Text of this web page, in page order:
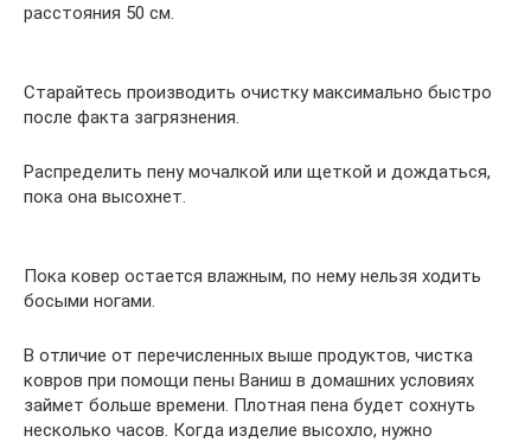
расстояния 50 см.
Старайтесь производить очистку максимально быстро
после факта загрязнения.
Распределить пену мочалкой или щеткой и дождаться,
пока она высохнет.
Пока ковер остается влажным, по нему нельзя ходить
босыми ногами.
В отличие от перечисленных выше продуктов, чистка
ковров при помощи пены Ваниш в домашних условиях
займет больше времени. Плотная пена будет сохнуть
несколько часов. Когда изделие высохло, нужно